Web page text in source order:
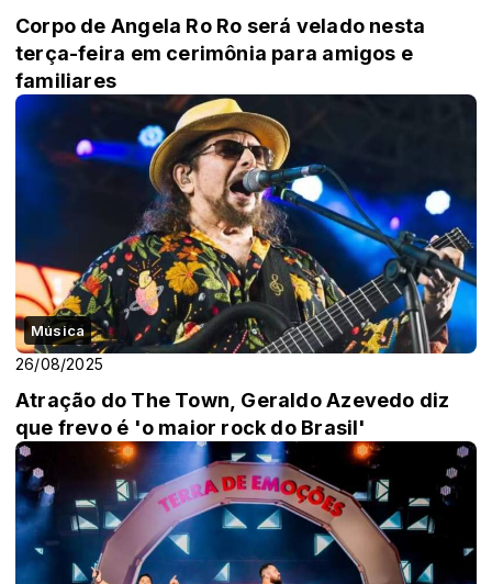
Corpo de Angela Ro Ro será velado nesta
terça-feira em cerimônia para amigos e
familiares
Música
26/08/2025
Atração do The Town, Geraldo Azevedo diz
que frevo é 'o maior rock do Brasil'